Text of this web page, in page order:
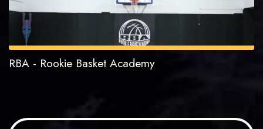
RBA - Rookie Basket Academy